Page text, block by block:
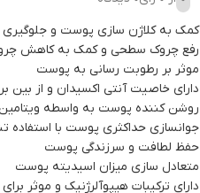
کمک به کلاژن سازی پوست و
رفع چروک سطحی و کمک به کاهش
موثر بر رطوبت رسانی به پوست
دارای خاصیت آنتی اکسیدان و از بین
روشن کننده پوست به واسطه
جوانسازی حداکثری پوست با استفاده تنها 1 تا 2
حفظ لطافت و سرزندگی پوست
متعادل سازی میزان اسیدیته پوست
دارای ترکیبات هیپوآلرژنیک و موثر